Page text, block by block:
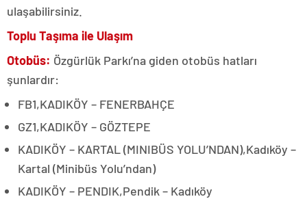
ulaşabilirsiniz.
Toplu Taşıma ile Ulaşım
Otobüs: Özgürlük Parkı’na giden otobüs hatları
şunlardır:
FB1,KADIKÖY – FENERBAHÇE
GZ1,KADIKÖY – GÖZTEPE
KADIKÖY – KARTAL (MINIBÜS YOLU’NDAN),Kadıköy –
Kartal (Minibüs Yolu’ndan)
KADIKÖY – PENDIK,Pendik – Kadıköy